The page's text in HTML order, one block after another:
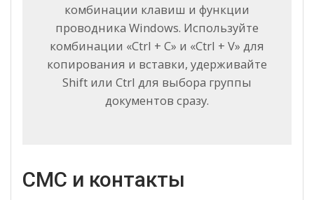
комбинации клавиш и функции
проводника Windows. Используйте
комбинации «Ctrl + C» и «Ctrl + V» для
копирования и вставки, удерживайте
Shift или Ctrl для выбора группы
документов сразу.
СМС и контакты